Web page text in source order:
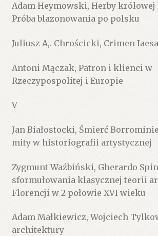
Adam Heymowski, Herby
Próba blazonowania po polsku
Juliusz A,. Chrościcki, Crimen
Antoni Mączak, Patron i klienci w
Rzeczypospolitej i Europie
V
Jan Białostocki, Śmierć
mity w historiografii artystycznej
Zygmunt Waźbiński, Gherardo
sformułowania klasycznej teorii
Florencji w 2 połowie XVI wieku
Adam Małkiewicz, Wojciech
architektury